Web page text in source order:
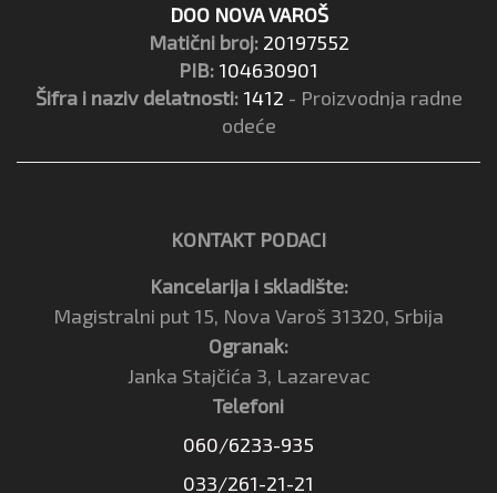
DOO NOVA VAROŠ
Matični broj: 20197552
PIB: 104630901
Šifra i naziv delatnosti: 1412 - Proizvodnja radne
odeće
KONTAKT PODACI
Kancelarija i skladište:
Magistralni put 15, Nova Varoš 31320, Srbija
Ogranak:
Janka Stajčića 3, Lazarevac
Telefoni
060/6233-935
033/261-21-21